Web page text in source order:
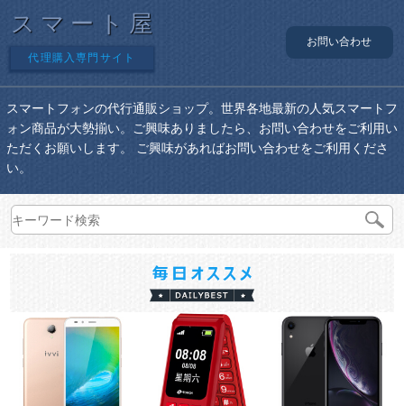
スマート屋
代理購入専門サイト
お問い合わせ
スマートフォンの代行通販ショップ。世界各地最新の人気スマートフ
ォン商品が大勢揃い。ご興味ありましたら、お問い合わせをご利用い
ただくお願いします。 ご興味があればお問い合わせをご利用くださ
い。